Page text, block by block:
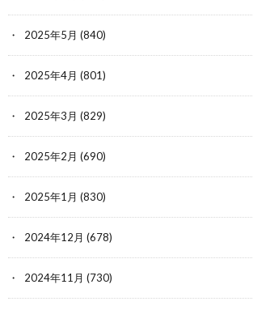
2025年5月 (840)
2025年4月 (801)
2025年3月 (829)
2025年2月 (690)
2025年1月 (830)
2024年12月 (678)
2024年11月 (730)